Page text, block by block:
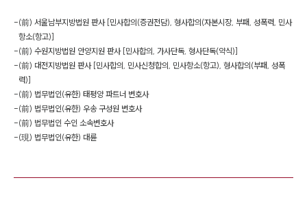
-(前) 서울남부지방법원 판사 [민사합의(증권전담), 형사합의(자본시장, 부패, 성폭력, 민사
항소(항고)]
-(前) 수원지방법원 안양지원 판사 [민사합의, 가사단독, 형사단독(약식)]
-(前) 대전지방법원 판사 [민사합의, 민사신청합의, 민사항소(항고), 형사합의(부패, 성폭
력)]
-(前) 법무법인(유한) 태평양 파트너 변호사
-(前) 법무법인(유한) 우송 구성원 변호사
-(前) 법무법인 수인 소속변호사
-(現) 법무법인(유한) 대륜